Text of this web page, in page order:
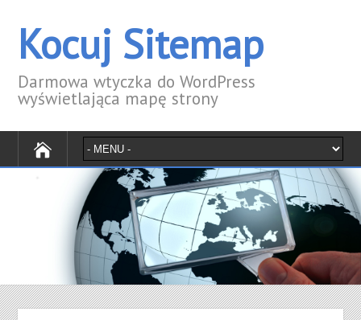
Kocuj Sitemap
Darmowa wtyczka do WordPress
wyświetlająca mapę strony